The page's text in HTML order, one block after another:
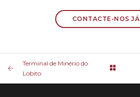
CONTACTE-NOS JÁ
Terminal de Minério do
Lobito